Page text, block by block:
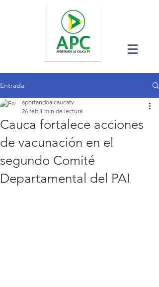
Entrada
Cauca fortalece acciones
de vacunación en el
segundo Comité
Departamental del PAI
aportandoalcaucatv
26 feb 1 min de lectura